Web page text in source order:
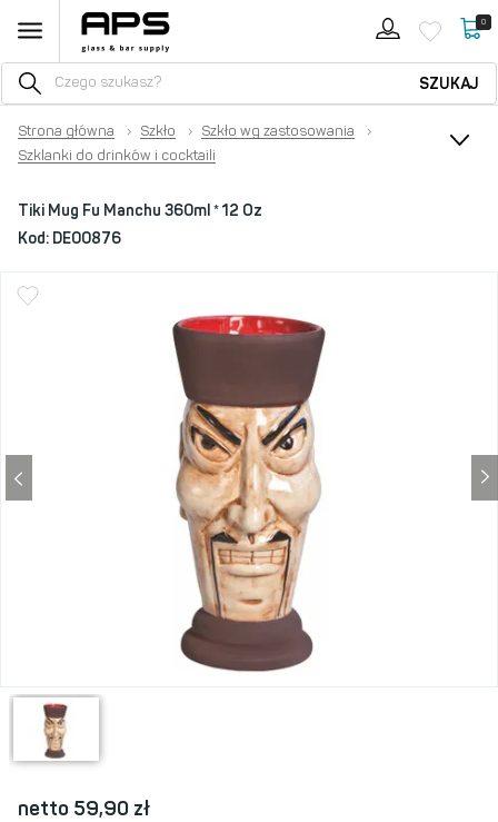
0
SZUKAJ
Strona główna › Szkło › Szkło wg zastosowania
›
Szklanki do drinków i cocktaili
Tiki Mug Fu Manchu 360ml * 12 Oz
Kod: DE00876
netto 59,90 zł